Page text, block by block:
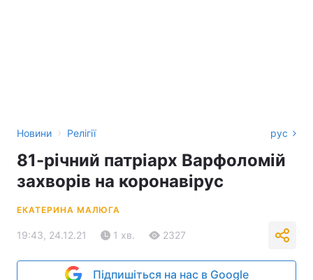
Новини › Релігії рус
81-річний патріарх Варфоломій
захворів на коронавірус
ЕКАТЕРИНА МАЛЮГА
19:43, 24.12.21 1 хв. 2327
Підпишіться на нас в Google